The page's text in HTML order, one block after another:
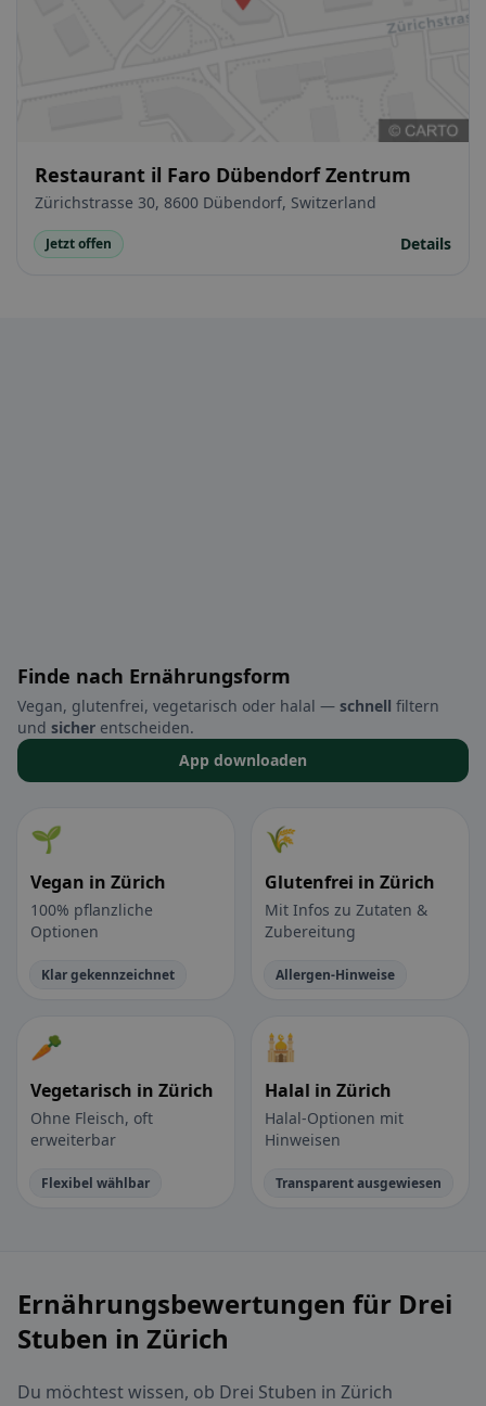
Restaurant il Faro Dübendorf Zentrum
Zürichstrasse 30, 8600 Dübendorf, Switzerland
Jetzt offen Details
Finde nach Ernährungsform
Vegan, glutenfrei, vegetarisch oder halal — schnell filtern
und sicher entscheiden.
App downloaden
🌱
Vegan in Zürich
100% pflanzliche
Optionen
Klar gekennzeichnet
🌾
Glutenfrei in Zürich
Mit Infos zu Zutaten &
Zubereitung
Allergen-Hinweise
🥕
Vegetarisch in Zürich
Ohne Fleisch, oft
erweiterbar
Flexibel wählbar
🕌
Halal in Zürich
Halal-Optionen mit
Hinweisen
Transparent ausgewiesen
Ernährungsbewertungen für Drei
Stuben in Zürich
Du möchtest wissen, ob Drei Stuben in Zürich